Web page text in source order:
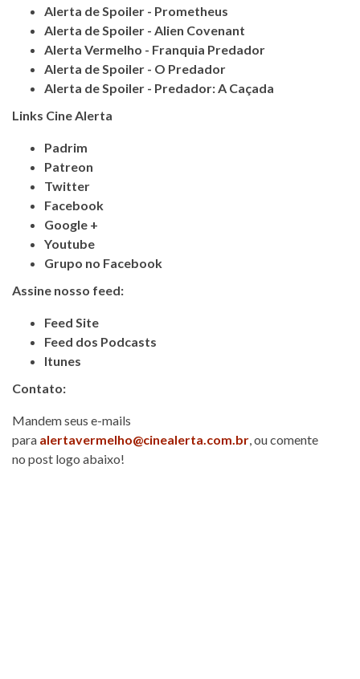
Alerta de Spoiler - Prometheus
Alerta de Spoiler - Alien Covenant
Alerta Vermelho - Franquia Predador
Alerta de Spoiler - O Predador
Alerta de Spoiler - Predador: A Caçada
Links Cine Alerta
Padrim
Patreon
Twitter
Facebook
Google +
Youtube
Grupo no Facebook
Assine nosso feed:
Feed Site
Feed dos Podcasts
Itunes
Contato:
Mandem seus e-mails
para alertavermelho@cinealerta.com.br, ou comente
no post logo abaixo!